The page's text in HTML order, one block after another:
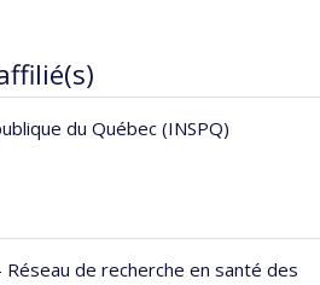
du Québec (INSPQ)
Réseau de recherche en santé des